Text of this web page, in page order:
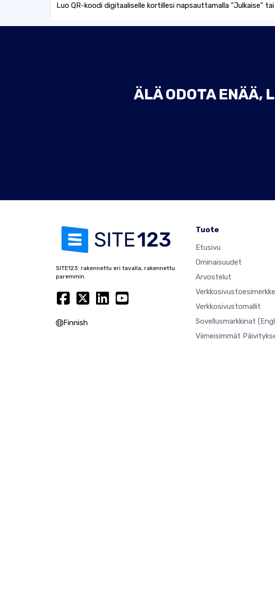
Luo QR-koodi digitaaliselle kortillesi napsauttamalla "Julkaise"
ÄLÄ ODOTA ENÄÄ,
SITE123: rakennettu eri tavalla, rakennettu
paremmin.
Finnish
Tuote
Etusivu
Ominaisuudet
Arvostelut
Verkkosivustomallit
Sovellusmarkkinat
Viimeisimmät